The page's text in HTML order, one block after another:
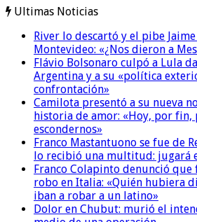
Ultimas Noticias
River lo descartó y el pibe
Montevideo: «¿Nos dieron a
Flávio Bolsonaro culpó a Lula
Argentina y a su «política
confrontación»
Camilota presentó a su nueva
historia de amor: «Hoy, por fin,
escondernos»
Franco Mastantuono se fue de
lo recibió una multitud: jugará
Franco Colapinto denunció
robo en Italia: «Quién hubiera
iban a robar a un latino»
Dolor en Chubut: murió el